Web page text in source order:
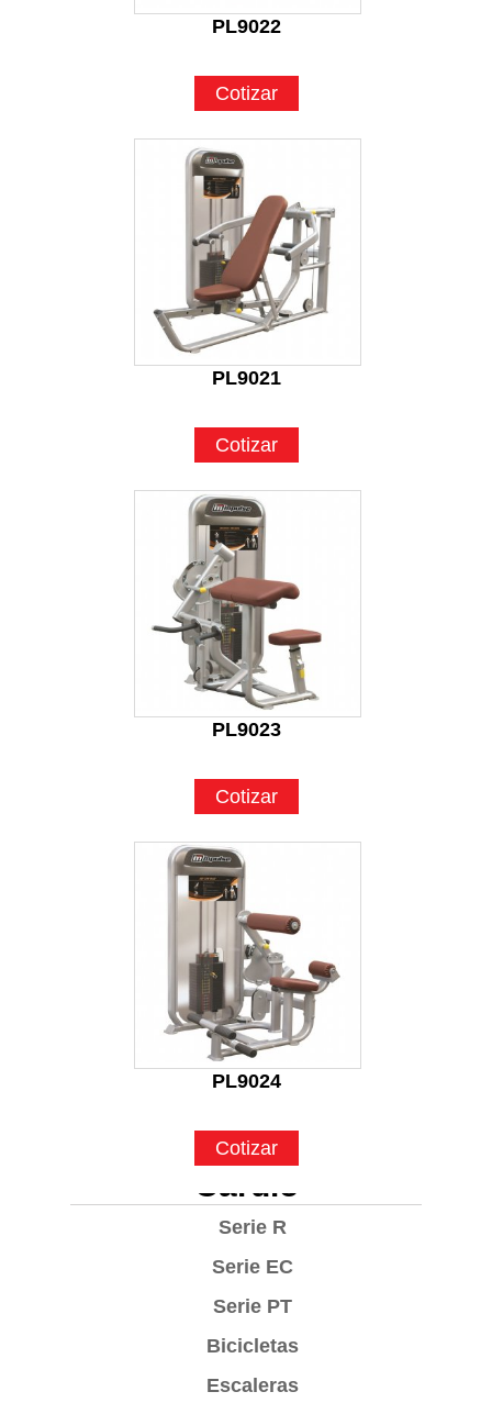
Cardio
Serie R
Serie EC
Serie PT
Bicicletas
Escaleras
PL9022
Cotizar
PL9021
Cotizar
PL9023
Cotizar
PL9024
Cotizar